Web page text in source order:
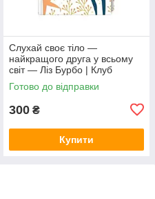
Слухай своє тіло —
найкращого друга у всьому
світ — Ліз Бурбо | Клуб
Сімейного Дозвілля,
українською, нова
Готово до відправки
300 ₴
Купити